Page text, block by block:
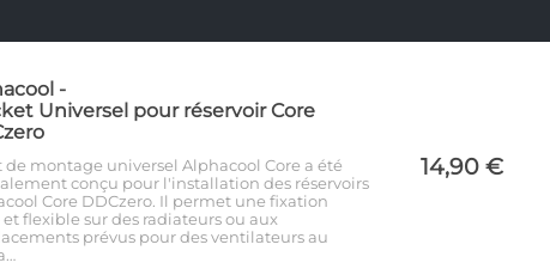
-
Universel pour réservoir Core
de montage universel Alphacool Core a été
conçu pour l'installation des réservoirs
Core DDCzero. Il permet une fixation
et flexible sur des radiateurs ou aux
prévus pour des ventilateurs au
14,90 €